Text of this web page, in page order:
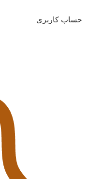
حساب کاربری